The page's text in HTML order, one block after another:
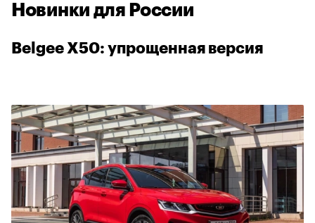
Новинки для России
Belgee X50: упрощенная версия